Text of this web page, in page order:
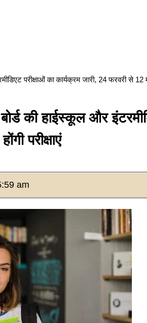
परीक्षाओं का कार्यक्रम जारी, 24 फरवरी से 12
की हाईस्कूल और
परीक्षाएं
am